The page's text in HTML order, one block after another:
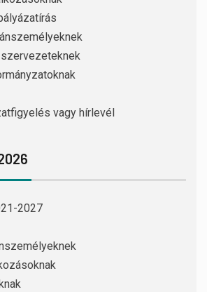
vagy hírlevél
2027